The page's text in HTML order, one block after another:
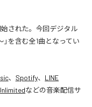
始された。今回デジタル
」を含む全1曲となってい
、 Spotify、 LINE
などの音楽配信サ